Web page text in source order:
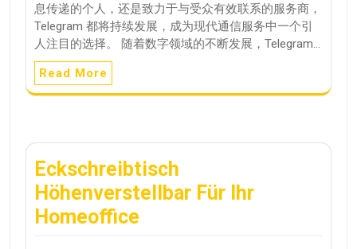
息传递的个人，还是致力于与受众有效联系的服务商，
Telegram 都将持续发展，成为现代通信服务中一个引
人注目的选择。 随着数字领域的不断发展，Telegram…
Read More
Eckschreibtisch
Höhenverstellbar Für Ihr
Homeoffice